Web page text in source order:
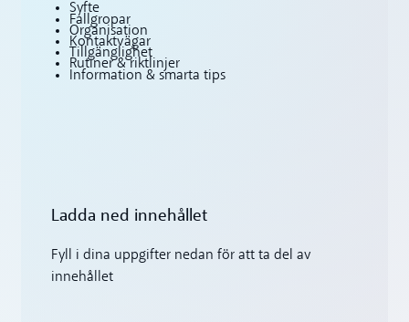
Ladda ned innehållet
Fyll i dina uppgifter nedan för att ta del av
innehållet
Syfte
Fallgropar
Organisation
Kontaktvägar
Tillgänglighet
Rutiner & riktlinjer
Information & smarta tips